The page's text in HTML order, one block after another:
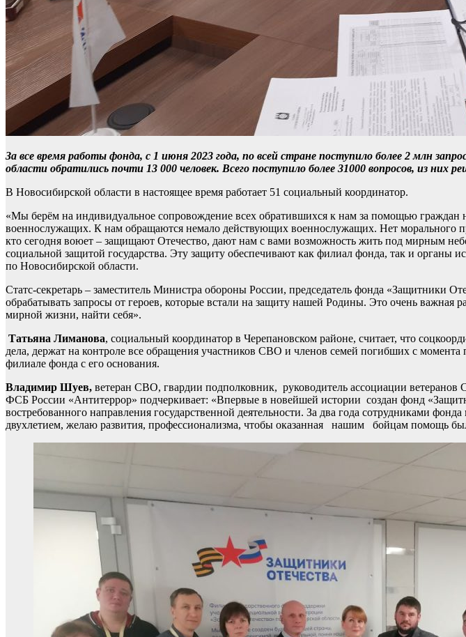
За все время работы фонда, с 1 июня 2023 года, по всей стране поступило более 2 млн
области обратились почти 13 000 человек. Всего поступило более 31000 вопросов, из них
В Новосибирской области в настоящее время работает 51 социальный координатор.
«Мы берём на индивидуальное сопровождение всех обратившихся к нам за помощью
военнослужащих. К нам обращаются немало действующих военнослужащих. Нет морального
кто сегодня воюет – защищают Отечество, дают нам с вами возможность жить под мирным
социальной защитой государства. Эту защиту обеспечивают как филиал фонда, так и органы
по Новосибирской области.
Статс-секретарь – заместитель Министра обороны России, председатель фонда «Защитники
обрабатывать запросы от героев, которые встали на защиту нашей Родины. Это очень
мирной жизни, найти себя».
Татьяна Лиманова, социальный координатор в Черепановском районе, считает, что
дела, держат на контроле все обращения участников СВО и членов семей погибших с
филиале фонда с его основания.
Владимир Шуев, ветеран СВО, гвардии подполковник, руководитель ассоциации
ФСБ России «Антитеррор» подчеркивает: «Впервые в новейшей истории создан фонд
востребованного направления государственной деятельности. За два года сотрудниками
двухлетием, желаю развития, профессионализма, чтобы оказанная нашим бойцам помощь